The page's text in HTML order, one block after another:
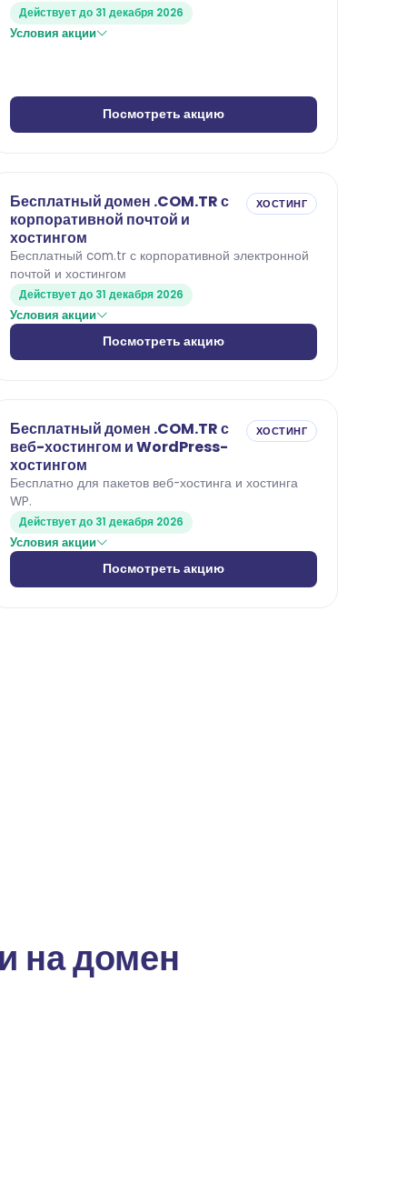
Действует до 31 декабря 2026
Условия акции
Посмотреть акцию
Бесплатный домен .COM.TR с
корпоративной почтой и
хостингом
ХОСТИНГ
Бесплатный com.tr с корпоративной электронной
почтой и хостингом
Действует до 31 декабря 2026
Условия акции
Посмотреть акцию
Бесплатный домен .COM.TR с
веб-хостингом и WordPress-
хостингом
ХОСТИНГ
Бесплатно для пакетов веб-хостинга и хостинга
WP.
Действует до 31 декабря 2026
Условия акции
Посмотреть акцию
на домен